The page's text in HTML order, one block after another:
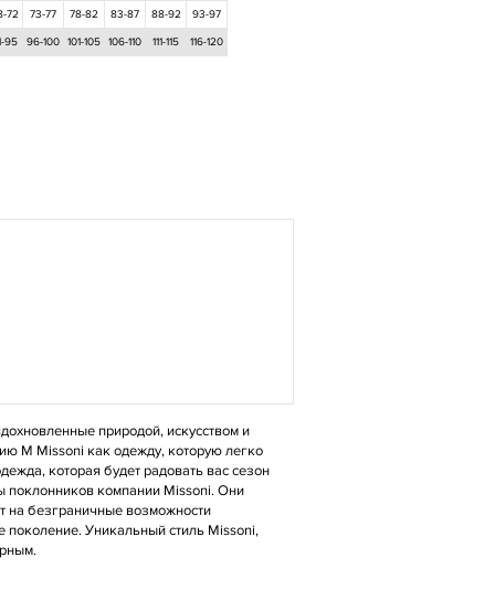
72 73-77 78-82 83-87 88-92 93-97
95 96-100 101-105 106-110 111-115 116-120
природой, искусством и
M Missoni как одежду, которую легко
которая будет радовать вас сезон
поклонников компании Missoni. Они
на безграничные возможности
поколение. Уникальный стиль Missoni,